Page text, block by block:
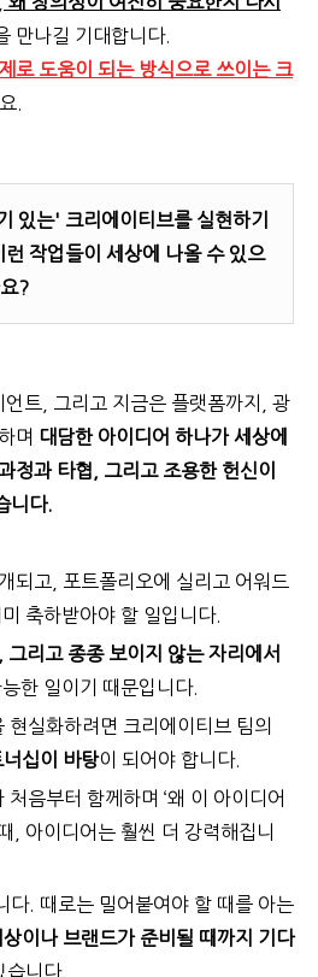
만나길 기대합니다.
로 도움이 되는 방식으로 쓰이는 크
.
있는' 크리에이티브를 실현하기
작업들이 세상에 나올 수 있으
?
트, 그리고 지금은 플랫폼까지, 광
며 대담한 아이디어 하나가 세상에
정과 타협, 그리고 조용한 헌신이
니다.
되고, 포트폴리오에 실리고 어워드
축하받아야 할 일입니다.
그리고 종종 보이지 않는 자리에서
한 일이기 때문입니다.
현실화하려면 크리에이티브 팀의
십이 바탕이 되어야 합니다.
음부터 함께하며 ‘왜 이 아이디어
, 아이디어는 훨씬 더 강력해집니
다. 때로는 밀어붙여야 할 때를 아는
상이나 브랜드가 준비될 때까지 기다
습니다.